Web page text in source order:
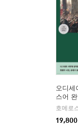
오디세
스어
19,800